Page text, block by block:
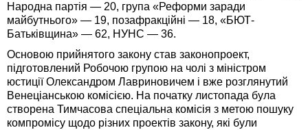
Народна партія — 20, група «Реформи заради
майбутнього» — 19, позафракційні — 18, «БЮТ-
Батьківщина» — 62, НУНС — 36.
Основою прийнятого закону став законопроект,
підготовлений Робочою групою на чолі з міністром
юстиції Олександром Лавриновичем і вже розглянутий
Венеціанською комісією. На початку листопада була
створена Тимчасова спеціальна комісія з метою пошуку
компромісу щодо різних проектів закону, які були